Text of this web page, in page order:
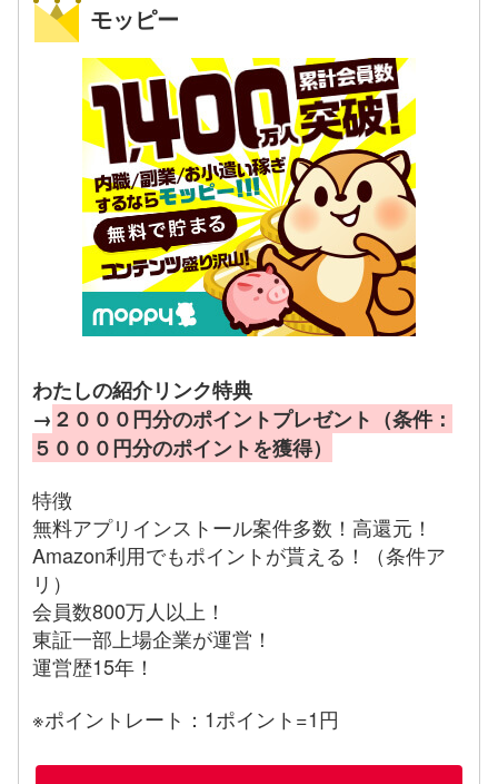
モッピー
わたしの紹介リンク特典
→ ２０００円分のポイントプレゼント（条件：
５０００円分のポイントを獲得）
特徴
無料アプリインストール案件多数！高還元！
Amazon利用でもポイントが貰える！（条件ア
リ）
会員数800万人以上！
東証一部上場企業が運営！
運営歴15年！
※ポイントレート：1ポイント=1円